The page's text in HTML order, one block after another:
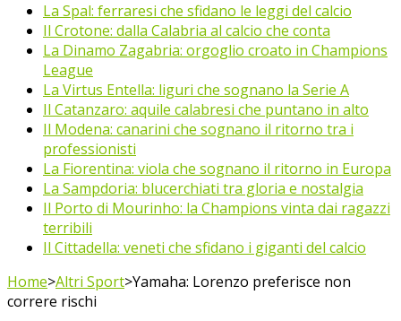
La Spal: ferraresi che sfidano le leggi del calcio
Il Crotone: dalla Calabria al calcio che conta
La Dinamo Zagabria: orgoglio croato in Champions
League
La Virtus Entella: liguri che sognano la Serie A
Il Catanzaro: aquile calabresi che puntano in alto
Il Modena: canarini che sognano il ritorno tra i
professionisti
La Fiorentina: viola che sognano il ritorno in Europa
La Sampdoria: blucerchiati tra gloria e nostalgia
Il Porto di Mourinho: la Champions vinta dai ragazzi
terribili
Il Cittadella: veneti che sfidano i giganti del calcio
Home>Altri Sport>Yamaha: Lorenzo preferisce non
correre rischi